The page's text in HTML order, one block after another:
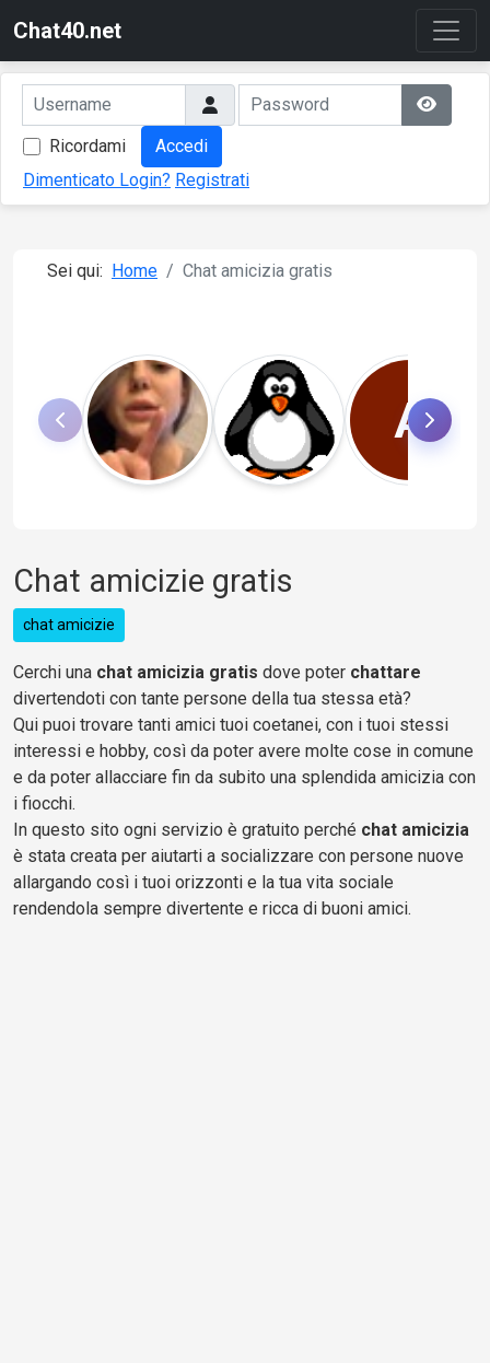
Chat40.net
Ricordami
Accedi
Dimenticato Login? Registrati
Sei qui: Home Chat amicizia gratis
A
Chat amicizie gratis
chat amicizie
Cerchi una chat amicizia gratis dove poter chattare
divertendoti con tante persone della tua stessa età?
Qui puoi trovare tanti amici tuoi coetanei, con i tuoi stessi
interessi e hobby, così da poter avere molte cose in comune
e da poter allacciare fin da subito una splendida amicizia con
i fiocchi.
In questo sito ogni servizio è gratuito perché chat amicizia
è stata creata per aiutarti a socializzare con persone nuove
allargando così i tuoi orizzonti e la tua vita sociale
rendendola sempre divertente e ricca di buoni amici.